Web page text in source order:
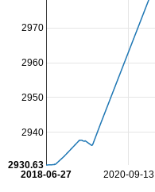
2020-09-13
2018-06-27
2940
2950
2960
2970
2930.63